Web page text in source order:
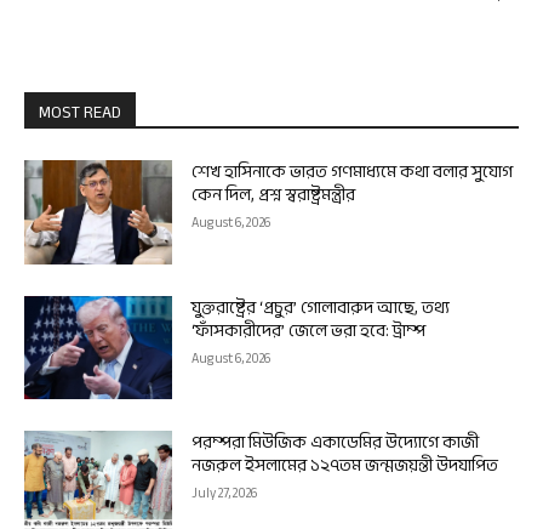
MOST READ
শেখ হাসিনাকে ভারত গণমাধ্যমে কথা বলার সুযোগ
কেন দিল, প্রশ্ন স্বরাষ্ট্রমন্ত্রীর
August 6, 2026
যুক্তরাষ্ট্রের ‘প্রচুর’ গোলাবারুদ আছে, তথ্য
‘ফাঁসকারীদের’ জেলে ভরা হবে: ট্রাম্প
August 6, 2026
পরম্পরা মিউজিক একাডেমির উদ্যোগে কাজী
নজরুল ইসলামের ১২৭তম জন্মজয়ন্তী উদযাপিত
July 27, 2026